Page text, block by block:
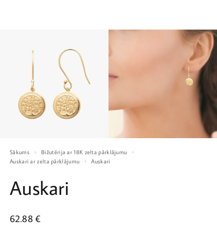
Sākums
Bižutērija ar 18K zelta pārklājumu
Auskari ar zelta pārklājumu
Auskari
Auskari
62.88€